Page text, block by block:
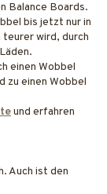
Balance Boards.
bis jetzt nur in
teurer wird, durch
einen Wobbel
zu einen Wobbel
und erfahren
Auch ist den